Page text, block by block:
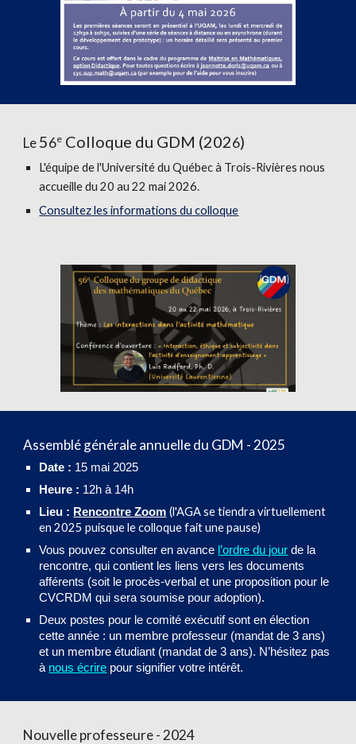
Le56e Colloque du GDM (2026)
L'équipe de l'Université du Québec à Trois-Rivières nous
accueille du 20 au 22 mai 2026.
Consultez les informations du colloque
Assemblé générale annuelle du GDM - 2025
Date : 15 mai 2025
Heure : 12h à 14h
Lieu : Rencontre Zoom (l'AGA se tiendra virtuellement
en 2025 puisque le colloque fait une pause)
Vous pouvez consulter en avance l’ordre du jour de la
rencontre, qui contient les liens vers les documents
afférents (soit le procès-verbal et une proposition pour le
CVCRDM qui sera soumise pour adoption).
Deux postes pour le comité exécutif sont en élection
cette année : un membre professeur (mandat de 3 ans)
et un membre étudiant (mandat de 3 ans). N’hésitez pas
à nous écrire pour signifier votre intérêt.
Nouvelle professeure - 2024